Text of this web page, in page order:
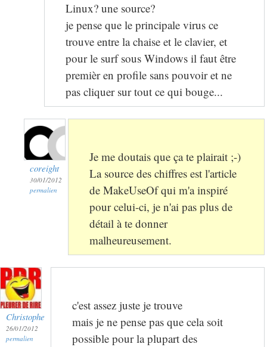
Linux? une source?
je pense que le principale virus ce
trouve entre la chaise et le clavier, et
pour le surf sous Windows il faut être
premièr en profile sans pouvoir et ne
pas cliquer sur tout ce qui bouge...
coreight
30/01/2012
permalien
Je me doutais que ça te plairait ;-)
La source des chiffres est l'article
de MakeUseOf qui m'a inspiré
pour celui-ci, je n'ai pas plus de
détail à te donner
malheureusement.
Christophe
26/01/2012
permalien
c'est assez juste je trouve
mais je ne pense pas que cela soit
possible pour la plupart des